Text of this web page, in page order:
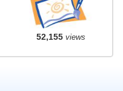
52,155views